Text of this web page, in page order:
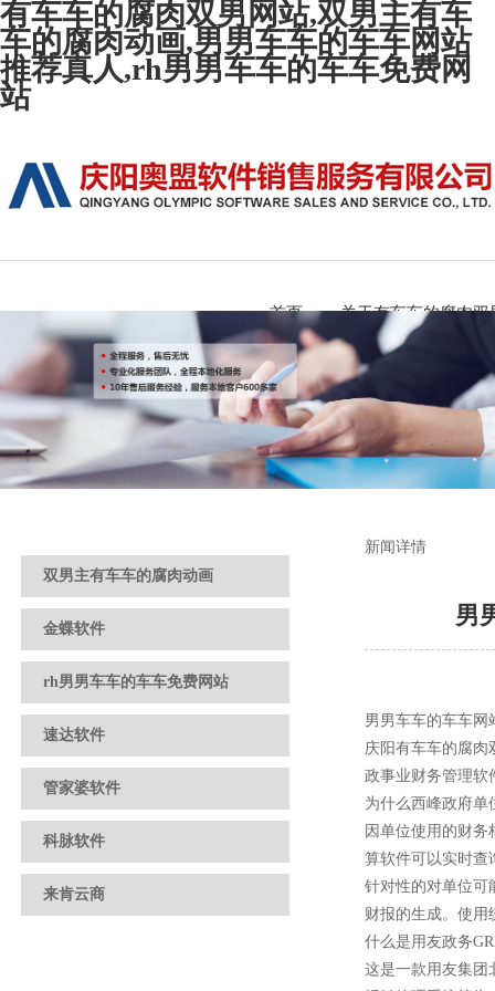
有车车的腐肉双男网站,双男主有车
车的腐肉动画,男男车车的车车网站
推荐真人,rh男男车车的车车免费网
站
首页 关于有车车的腐肉双
双男主有车车的腐肉动画
金蝶软件
rh男男车车的车车免费网站
速达软件
管家婆软件
科脉软件
来肯云商
新闻详情
男
男男车车的车车网
庆阳有车车的腐肉
政事业财务管理软
为什么西峰政府单
因单位使用的财务
算软件可以实时查
针对性的对单位可能
财报的生成。使
什么是用友政务
这是一款用友集团